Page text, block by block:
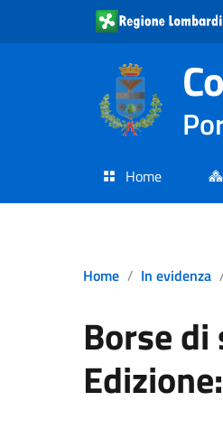
Home
Home In evidenza
Borse di